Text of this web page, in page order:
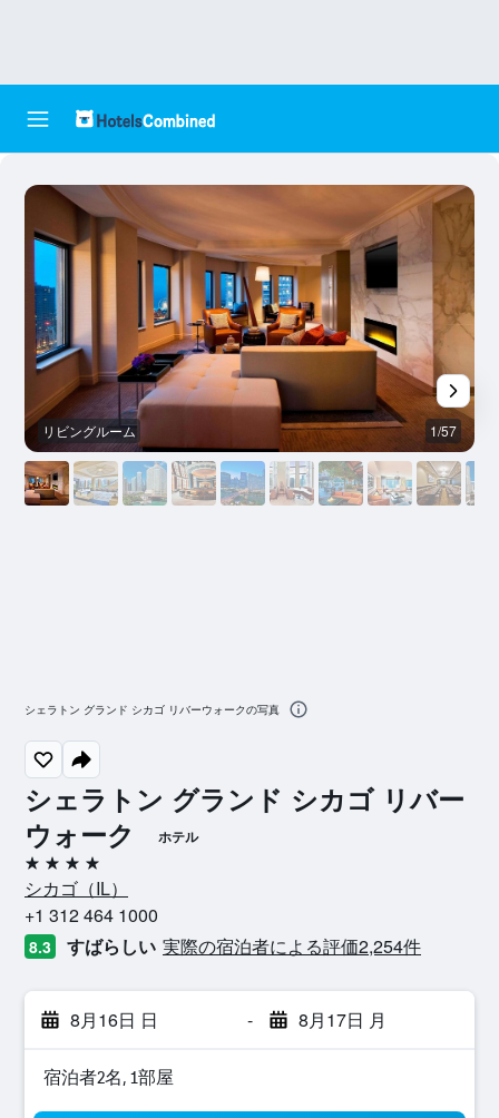
シェラトン グランド シカゴ リバー
ウォーク
ホテル
4つ星
シカゴ​（IL​）​
+1 312 464 1000
8.3 すばらしい 実際の宿泊者による評価2,254​件
8月16日 日 - 8月17日 月
宿泊者2名, 1​部屋
リビングルーム 1/57
シェラトン グランド シカゴ リバーウォークの写真